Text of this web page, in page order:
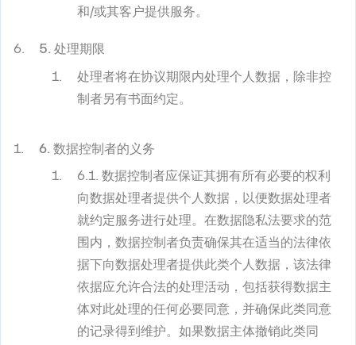
和/或其客户提供服务。
5. 处理期限
处理者将在协议期限内处理个人数据，除非控
制者另有书面约定。
6. 数据控制者的义务
6.1. 数据控制者应保证其拥有所有必要的权利
向数据处理者提供个人数据，以便数据处理者
就约定服务进行处理。在数据隐私法要求的范
围内，数据控制者负责确保其在适当的法律依
据下向数据处理者提供此类个人数据，该法律
依据应允许合法的处理活动，包括获得数据主
体对此处理的任何必要同意，并确保此类同意
的记录得到维护。如果数据主体撤销此类同